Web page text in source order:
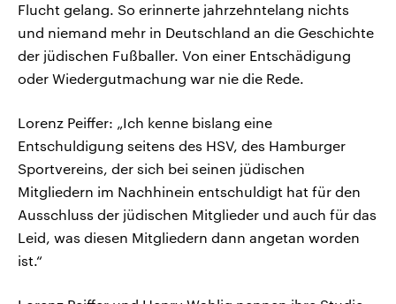
Flucht gelang. So erinnerte jahrzehntelang nichts
und niemand mehr in Deutschland an die Geschichte
der jüdischen Fußballer. Von einer Entschädigung
oder Wiedergutmachung war nie die Rede.
Lorenz Peiffer: „Ich kenne bislang eine
Entschuldigung seitens des HSV, des Hamburger
Sportvereins, der sich bei seinen jüdischen
Mitgliedern im Nachhinein entschuldigt hat für den
Ausschluss der jüdischen Mitglieder und auch für das
Leid, was diesen Mitgliedern dann angetan worden
ist.“